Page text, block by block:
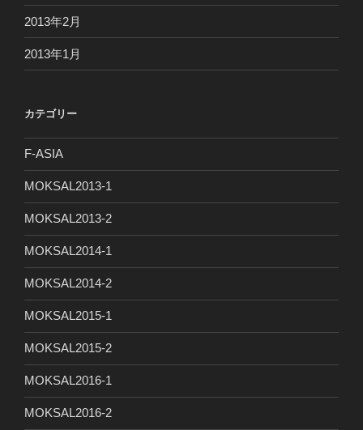
2013年2月
2013年1月
カテゴリー
F-ASIA
MOKSAL2013-1
MOKSAL2013-2
MOKSAL2014-1
MOKSAL2014-2
MOKSAL2015-1
MOKSAL2015-2
MOKSAL2016-1
MOKSAL2016-2